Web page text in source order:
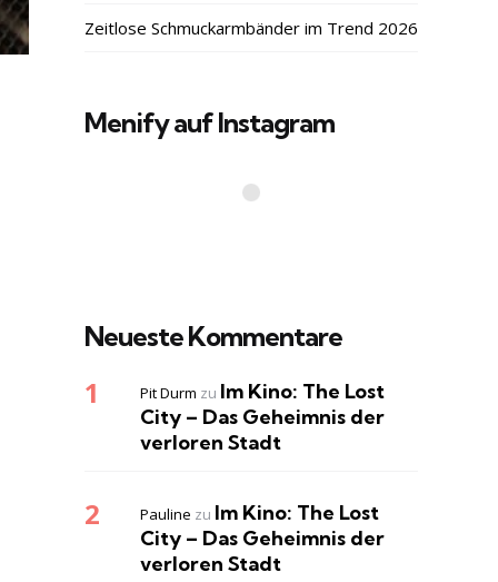
Zeitlose Schmuckarmbänder im Trend 2026
Menify auf Instagram
Neueste Kommentare
Pit Durm zu Im Kino: The Lost
City – Das Geheimnis der
verloren Stadt
Pauline zu Im Kino: The Lost
City – Das Geheimnis der
verloren Stadt